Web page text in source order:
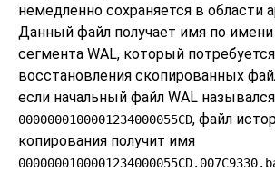
немедленно сохраняется в области
Данный файл получает имя по
сегмента WAL, который
восстановления скопированных
если начальный файл WAL назывался
0000000100001234000055CD, файл
копирования получит имя